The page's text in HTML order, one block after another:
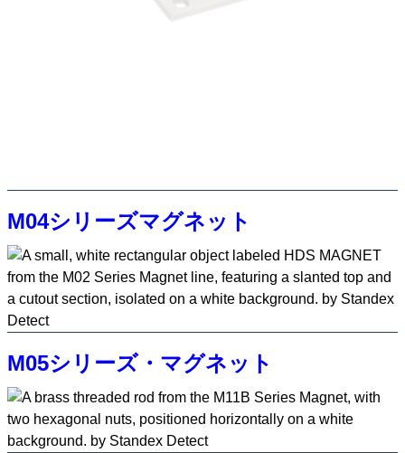
M04シリーズマグネット
M05シリーズ・マグネット